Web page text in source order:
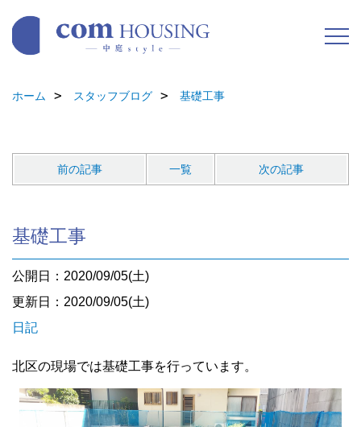
ホーム スタッフブログ 基礎工事
前の記事 一覧 次の記事
基礎工事
公開日：2020/09/05(土)
更新日：2020/09/05(土)
日記
北区の現場では基礎工事を行っています。